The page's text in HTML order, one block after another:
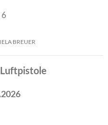
6
BREUER